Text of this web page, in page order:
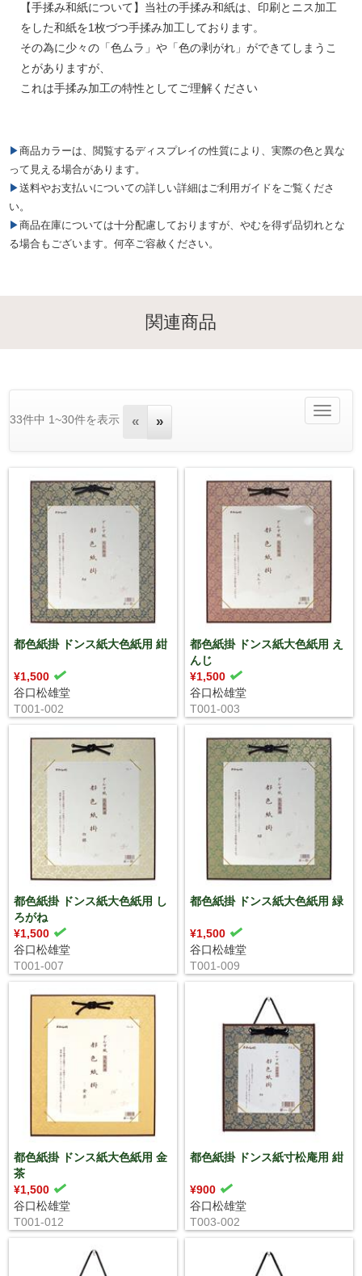
【手揉み和紙について】当社の手揉み和紙は、印刷とニス加工
をした和紙を1枚づつ手揉み加工しております。
その為に少々の「色ムラ」や「色の剥がれ」ができてしまうこ
とがありますが、
これは手揉み加工の特性としてご理解ください
▶商品カラーは、閲覧するディスプレイの性質により、実際の色と異な
って見える場合があります。
▶送料やお支払いについての詳しい詳細はご利用ガイドをご覧くださ
い。
▶商品在庫については十分配慮しておりますが、やむを得ず品切れとな
る場合もございます。何卒ご容赦ください。
関連商品
Toggle
33件中 1~30件を表示 « »
都色紙掛 ドンス紙大色紙用 紺
¥1,500
谷口松雄堂
T001-002
都色紙掛 ドンス紙大色紙用 え
んじ
¥1,500
谷口松雄堂
T001-003
都色紙掛 ドンス紙大色紙用 し
ろがね
¥1,500
谷口松雄堂
T001-007
都色紙掛 ドンス紙大色紙用 緑
¥1,500
谷口松雄堂
T001-009
都色紙掛 ドンス紙大色紙用 金
茶
¥1,500
谷口松雄堂
T001-012
都色紙掛 ドンス紙寸松庵用 紺
¥900
谷口松雄堂
T003-002